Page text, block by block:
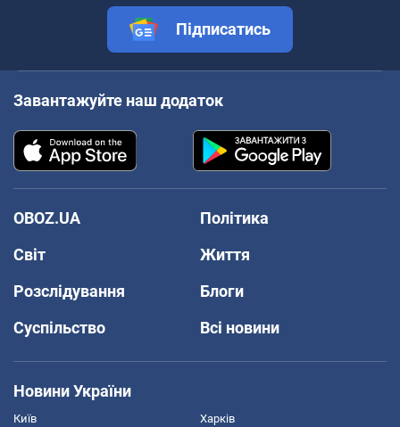
Підписатись
Завантажуйте наш додаток
OBOZ.UA
Політика
Світ
Життя
Розслідування
Блоги
Суспільство
Всі новини
Новини України
Київ Харків